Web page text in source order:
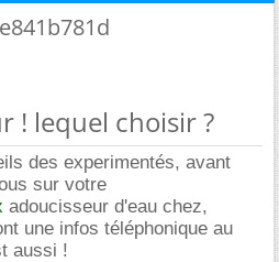
! lequel choisir ?
des experimentés, avant
sur votre
adoucisseur d'eau chez,
une infos téléphonique au
aussi !